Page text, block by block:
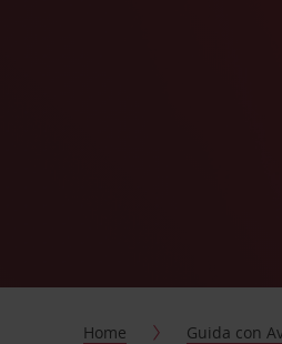
Home Guida con